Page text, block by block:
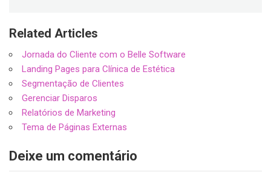
Related Articles
Jornada do Cliente com o Belle Software
Landing Pages para Clínica de Estética
Segmentação de Clientes
Gerenciar Disparos
Relatórios de Marketing
Tema de Páginas Externas
Deixe um comentário